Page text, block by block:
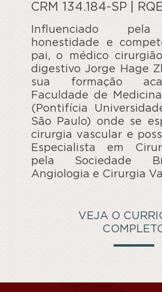
CRM 134.184-SP |
Influenciado pela
honestidade e
pai, o médico
digestivo Jorge Hage
sua formação
Faculdade de
(Pontifícia
São Paulo) onde se
cirurgia vascular e
Especialista em
pela Sociedade
Angiologia e Cirurgia
VEJA O